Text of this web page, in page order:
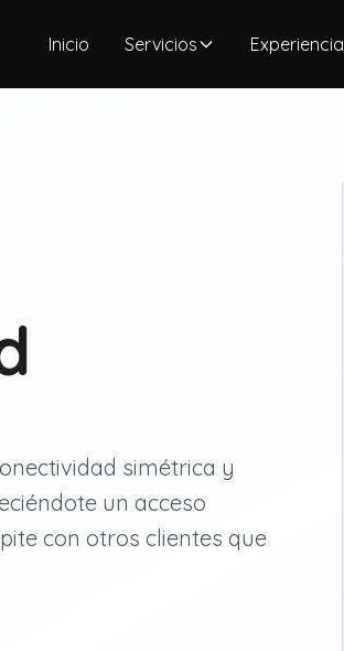
Inicio Servicios Experiencia
simétrica y
un acceso
con otros clientes que